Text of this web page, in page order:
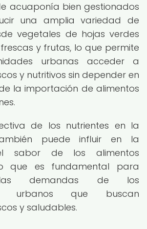
acuaponía bien gestionados
una amplia variedad de
vegetales de hojas verdes
y frutas, lo que permite
urbanas acceder a
y nutritivos sin depender en
la importación de alimentos
de los nutrientes en la
puede influir en la
sabor de los alimentos
que es fundamental para
demandas de los
urbanos que buscan
y saludables.